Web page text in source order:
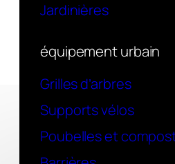
Jardinières
équipement urbain
Grilles d’arbres
Supports vélos
Poubelles et